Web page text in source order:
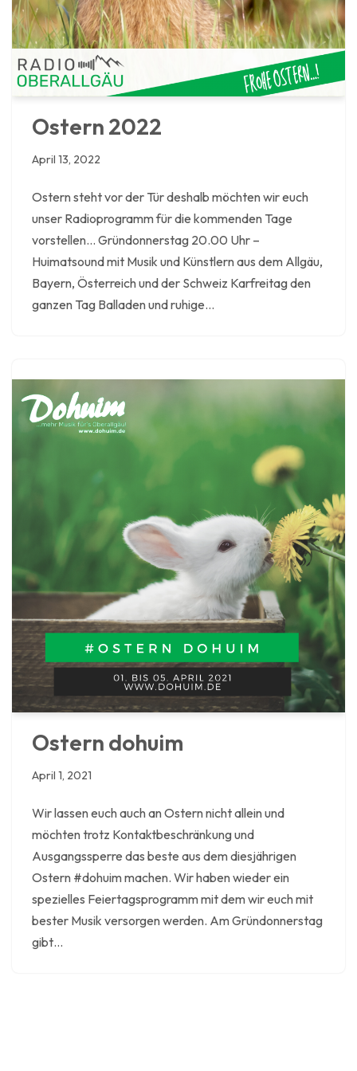
Ostern 2022
April 13, 2022
Ostern steht vor der Tür deshalb möchten wir euch
unser Radioprogramm für die kommenden Tage
vorstellen… Gründonnerstag 20.00 Uhr –
Huimatsound mit Musik und Künstlern aus dem Allgäu,
Bayern, Österreich und der Schweiz Karfreitag den
ganzen Tag Balladen und ruhige…
Ostern dohuim
April 1, 2021
Wir lassen euch auch an Ostern nicht allein und
möchten trotz Kontaktbeschränkung und
Ausgangssperre das beste aus dem diesjährigen
Ostern #dohuim machen. Wir haben wieder ein
spezielles Feiertagsprogramm mit dem wir euch mit
bester Musik versorgen werden. Am Gründonnerstag
gibt…